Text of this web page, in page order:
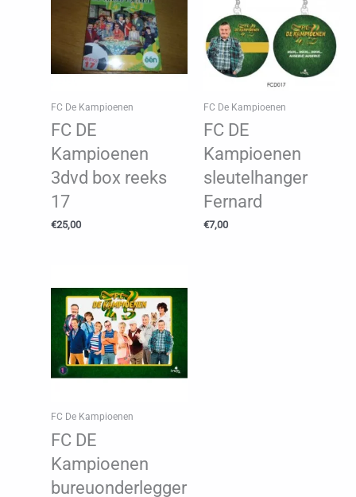
FC De Kampioenen
FC DE
Kampioenen
3dvd box reeks
17
€25,00
FC De Kampioenen
FC DE
Kampioenen
sleutelhanger
Fernard
€7,00
FC De Kampioenen
FC DE
Kampioenen
bureuonderlegger